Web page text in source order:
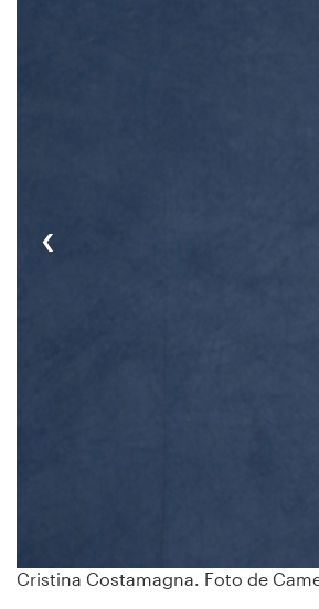
‹
Cristina Costamagna. Foto de